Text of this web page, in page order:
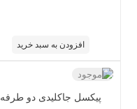
افزودن به سبد خرید
پیکسل جاکلیدی دو طرفه
ناموجود